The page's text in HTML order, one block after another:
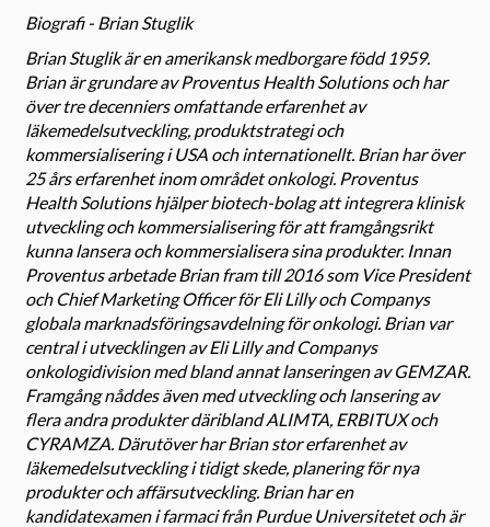
Biografi - Brian Stuglik
Brian Stuglik är en amerikansk medborgare född 1959.
Brian är grundare av Proventus Health Solutions och har
över tre decenniers omfattande erfarenhet av
läkemedelsutveckling, produktstrategi och
kommersialisering i USA och internationellt. Brian har över
25 års erfarenhet inom området onkologi. Proventus
Health Solutions hjälper biotech-bolag att integrera klinisk
utveckling och kommersialisering för att framgångsrikt
kunna lansera och kommersialisera sina produkter. Innan
Proventus arbetade Brian fram till 2016 som Vice President
och Chief Marketing Officer för Eli Lilly och Companys
globala marknadsföringsavdelning för onkologi. Brian var
central i utvecklingen av Eli Lilly and Companys
onkologidivision med bland annat lanseringen av GEMZAR.
Framgång nåddes även med utveckling och lansering av
flera andra produkter däribland ALIMTA, ERBITUX och
CYRAMZA. Därutöver har Brian stor erfarenhet av
läkemedelsutveckling i tidigt skede, planering för nya
produkter och affärsutveckling. Brian har en
kandidatexamen i farmaci från Purdue Universitetet och är